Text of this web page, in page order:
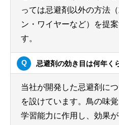
っては忌避剤以外の方法
ン・ワイヤーなど）を提
す。
忌避剤の効き目は何年く
当社が開発した忌避剤に
を設けています。鳥の味
学習能力に作用し、効果が